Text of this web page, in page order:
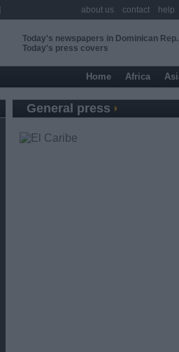
Today's newspapers in Dominican Rep.
Today's press covers
Home Africa
General press
about us contact help